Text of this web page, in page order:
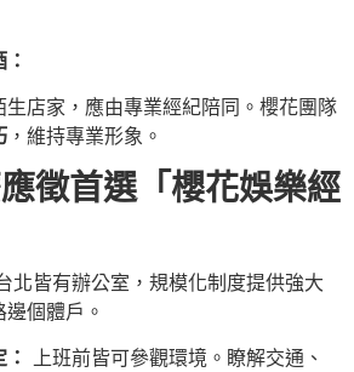
生店家，應由專業經紀陪同。櫻花團隊
，維持專業形象。
徵首選「櫻花娛樂經
北皆有辦公室，規模化制度提供強大
個體戶。
上班前皆可參觀環境。瞭解交通、